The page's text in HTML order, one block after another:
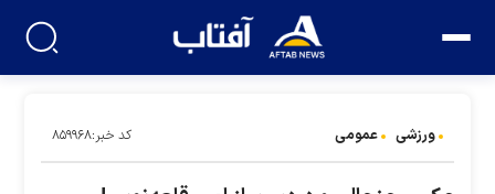
ورزشی عمومی کد خبر:۸۵۹۹۶۸